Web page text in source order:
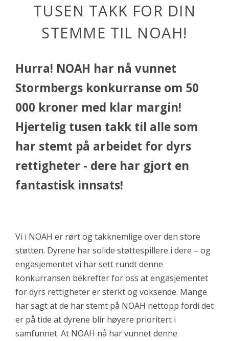
TUSEN TAKK FOR DIN
STEMME TIL NOAH!
Hurra! NOAH har nå vunnet
Stormbergs konkurranse om 50
000 kroner med klar margin!
Hjertelig tusen takk til alle som
har stemt på arbeidet for dyrs
rettigheter - dere har gjort en
fantastisk innsats!
Vi i NOAH er rørt og takknemlige over den store
støtten. Dyrene har solide støttespillere i dere – og
engasjementet vi har sett rundt denne
konkurransen bekrefter for oss at engasjementet
for dyrs rettigheter er sterkt og voksende. Mange
har sagt at de har stemt på NOAH nettopp fordi det
er på tide at dyrene blir høyere prioritert i
samfunnet. At NOAH nå har vunnet denne